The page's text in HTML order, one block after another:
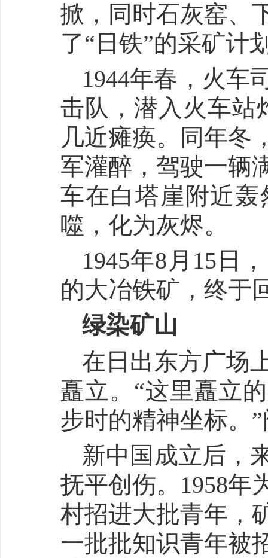
掀，同时石灰窑、
了“日铁”的采矿计
1944年春，火车
击队，潜入火车站
几近瘫痪。同年冬
军灌醉，驾驶一辆
车在白塔崖附近
噬，化为灰烬。
1945年8月15日
的大冶铁矿，终于
绿染矿山
在日出东方广场
矗立。“这里矗立
步时的精神坐标。
新中国成立后，
抚平创伤。1958年
村招进大批青年，
一批批知识青年被